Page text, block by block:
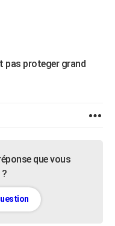
pas proteger grand
que vous